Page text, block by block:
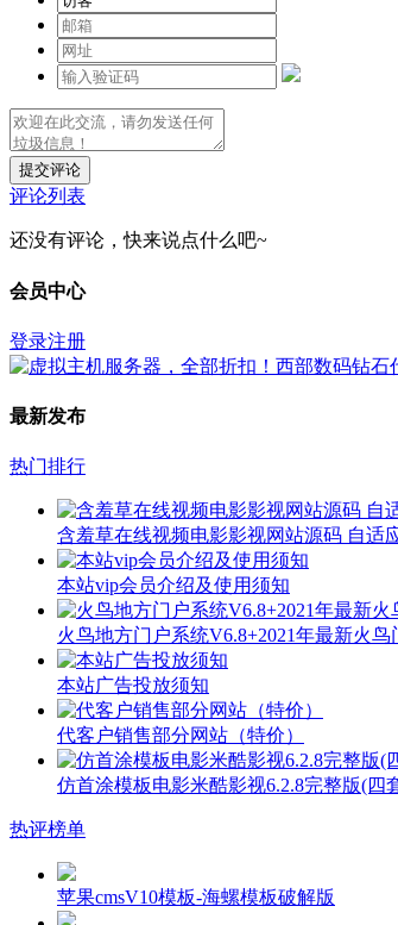
提交评论
评论列表
还没有评论，快来说点什么吧~
会员中心
登录注册
最新发布
热门排行
含羞草在线视频电影影视网站源码 自适
本站vip会员介绍及使用须知
火鸟地方门户系统V6.8+2021年最新火
本站广告投放须知
代客户销售部分网站（特价）
仿首涂模板电影米酷影视6.2.8完整版(四
热评榜单
苹果cmsV10模板-海螺模板破解版